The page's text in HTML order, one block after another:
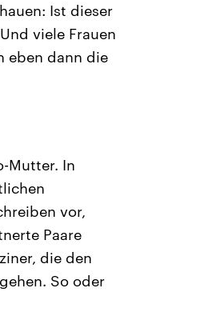
Ist dieser
viele Frauen
eben dann die
Mutter. In
vor,
Paare
die den
So oder